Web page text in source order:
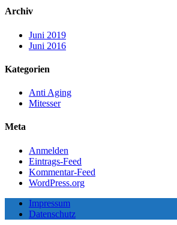
Archiv
Juni 2019
Juni 2016
Kategorien
Anti Aging
Mitesser
Meta
Anmelden
Eintrags-Feed
Kommentar-Feed
WordPress.org
Impressum
Datenschutz